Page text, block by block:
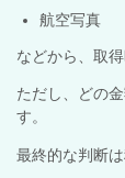
航空写真
などから、取
ただし、どの
す。
最終的な判断